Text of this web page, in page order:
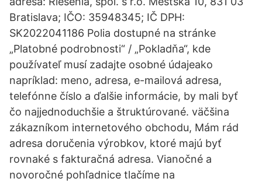
Bratislava; IČO: 35948345; IČ DPH:
SK2022041186 Polia dostupné na stránke
„Platobné podrobnosti“ / „Pokladňa“, kde
používateľ musí zadajte osobné údajeako
napríklad: meno, adresa, e-mailová adresa,
telefónne číslo a ďalšie informácie, by mali byť
čo najjednoduchšie a štruktúrované. väčšina
zákazníkom internetového obchodu, Mám rád
adresa doručenia výrobkov, ktoré majú byť
rovnaké s fakturačná adresa. Vianočné a
novoročné pohľadnice tlačíme na